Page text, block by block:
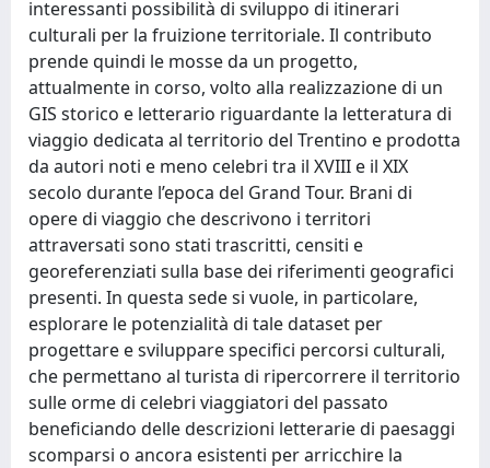
interessanti possibilità di sviluppo di itinerari
culturali per la fruizione territoriale. Il contributo
prende quindi le mosse da un progetto,
attualmente in corso, volto alla realizzazione di un
GIS storico e letterario riguardante la letteratura di
viaggio dedicata al territorio del Trentino e prodotta
da autori noti e meno celebri tra il XVIII e il XIX
secolo durante l’epoca del Grand Tour. Brani di
opere di viaggio che descrivono i territori
attraversati sono stati trascritti, censiti e
georeferenziati sulla base dei riferimenti geografici
presenti. In questa sede si vuole, in particolare,
esplorare le potenzialità di tale dataset per
progettare e sviluppare specifici percorsi culturali,
che permettano al turista di ripercorrere il territorio
sulle orme di celebri viaggiatori del passato
beneficiando delle descrizioni letterarie di paesaggi
scomparsi o ancora esistenti per arricchire la